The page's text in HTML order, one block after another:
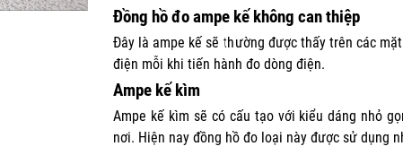
Đồng hồ đo ampe kế không can thiệp
Đây là ampe kế sẽ thường được thấy trên các
điện mỗi khi tiến hành đo dòng điện.
Ampe kế kìm
Ampe kế kìm sẽ có cấu tạo với kiểu dáng nhỏ
nơi. Hiện nay đồng hồ đo loại này được sử dụng